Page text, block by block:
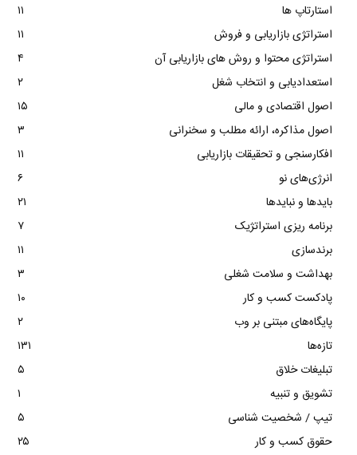
استارتاپ ها
۱۱
استراتژی بازاریابی و فروش
۱۱
استراتژی محتوا و روش های بازاریابی آن
۴
استعدادیابی و انتخاب شغل
۲
اصول اقتصادی و مالی
۱۵
اصول مذاکره، ارائه مطلب و سخنرانی
۳
افکارسنجی و تحقیقات بازاریابی
۱۱
انرژی‌های نو
۶
بایدها و نبایدها
۲۱
برنامه ریزی استراتژیک
۷
برندسازی
۱۱
بهداشت و سلامت شغلی
۳
پادکست کسب و کار
۱۰
پایگاه‌های مبتنی بر وب
۲
تازه‌ها
۱۳۱
تبلیغات خلاق
۵
تشویق و تنبیه
۱
تیپ / شخصیت شناسی
۵
حقوق کسب و کار
۲۵